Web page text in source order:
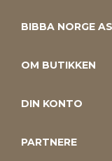
BIBBA NORGE AS
OM BUTIKKEN
DIN KONTO
PARTNERE